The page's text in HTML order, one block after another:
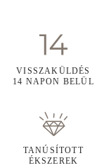
VISSZAKÜLDÉS
14 NAPON BELÜL
TANÚSÍTOTT
ÉKSZEREK